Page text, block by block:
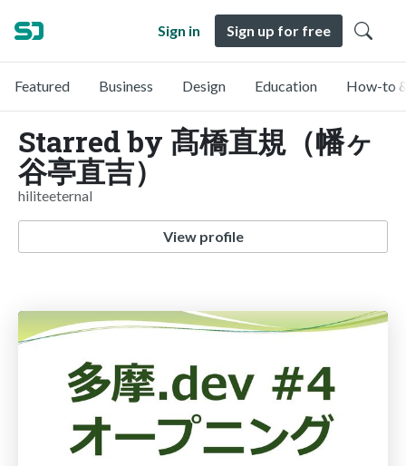
Sign in Sign up for free
Featured Business Design Education How-to
Starred by 髙橋直規（幡ヶ
谷亭直吉）
hiliteeternal
View profile